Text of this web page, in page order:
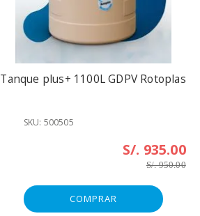
Tanque plus+ 1100L GDPV Rotoplas
SKU: 500505
S/. 950.00
S/. 935.00
COMPRAR